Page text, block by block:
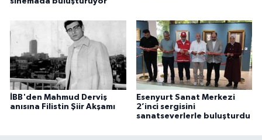
İBB'den Mahmud Derviş
anısına Filistin Şiir Akşamı
Esenyurt Sanat Merkezi
2’inci sergisini
sanatseverlerle buluşturdu